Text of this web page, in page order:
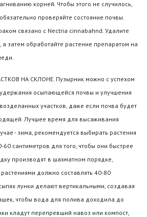
корней. Чтобы этого не случилось,
проверяйте состояние почвы.
связано с Nectria cinnabahnd. Удалите
а затем обработайте растение препаратом на
НА СКЛОНЕ. Пузырник можно с успехом
осыпающейся почвы и улучшения
участков, даже если почва будет
Лучшее время для высаживания
- зима, рекомендуется выбирать растения
60 сантиметров для того, чтобы они быстрее
производят в шахматном порядке,
должно составлять 40-80
лунки делают вертикальными, создавая
чтобы вода для полива доходила до
кладут перепревший навоз или компост,